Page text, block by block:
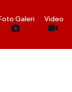
Foto Galeri Video